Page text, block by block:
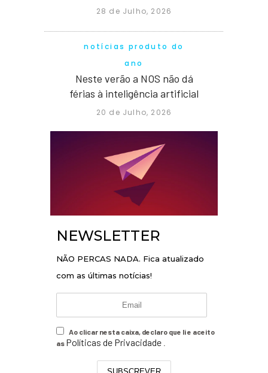
28 de Julho, 2026
notícias produto do
ano
Neste verão a NOS não dá
férias à inteligência artificial
20 de Julho, 2026
NEWSLETTER
NÃO PERCAS NADA. Fica atualizado
com as últimas notícias!
Ao clicar nesta caixa, declaro que li e aceito
as Políticas de Privacidade